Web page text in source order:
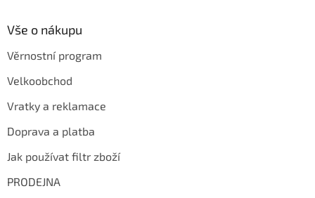
Vše o nákupu
Věrnostní program
Velkoobchod
Vratky a reklamace
Doprava a platba
Jak používat filtr zboží
PRODEJNA